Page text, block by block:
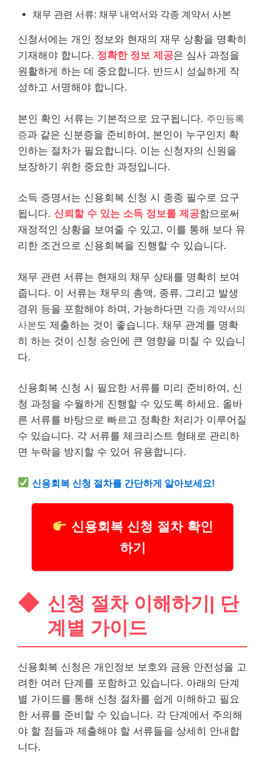
채무 관련 서류: 채무 내역서와 각종 계약서 사본
신청서에는 개인 정보와 현재의 재무 상황을 명확히
기재해야 합니다. 정확한 정보 제공은 심사 과정을
원활하게 하는 데 중요합니다. 반드시 성실하게 작
성하고 서명해야 합니다.
본인 확인 서류는 기본적으로 요구됩니다. 주민등록
증과 같은 신분증을 준비하여, 본인이 누구인 지 확
인하는 절차가 필요합니다. 이는 신청자의 신원을
보장하기 위한 중요한 과정입니다.
소득 증명서는 신용회복 신청 시 종종 필수로 요구
됩니다. 신뢰할 수 있는 소득 정보를 제공함으로써
재정적인 상황을 보여줄 수 있고, 이를 통해 보다 유
리한 조건으로 신용회복을 진행할 수 있습니다.
채무 관련 서류는 현재의 채무 상태를 명확히 보여
줍니다. 이 서류는 채무의 총액, 종류, 그리고 발생
경위 등을 포함해야 하며, 가능하다면 각종 계약서의
사본 도 제출하는 것이 좋습니다. 채무 관계를 명확
히 하는 것이 신청 승인에 큰 영향을 미칠 수 있습니
다.
신용회복 신청 시 필요한 서류를 미리 준비하여, 신
청 과정을 수월하게 진행할 수 있도록 하세요. 올바
른 서류를 바탕으로 빠르고 정확한 처리가 이루어질
수 있습니다. 각 서류를 체크리스트 형태로 관리하
면 누락을 방지할 수 있어 유용합니다.
신용회복 신청 절차를 간단하게 알아보세요!
신용회복 신청 절차 확인
하기
신청 절차 이해하기| 단
계별 가이드
신용회복 신청은 개인정보 보호와 금융 안전성을 고
려한 여러 단계를 포함하고 있습니다. 아래의 단계
별 가이드를 통해 신청 절차를 쉽게 이해하고 필요
한 서류를 준비할 수 있습니다. 각 단계에서 주의해
야 할 점들과 제출해야 할 서류들을 상세히 안내합
니다.